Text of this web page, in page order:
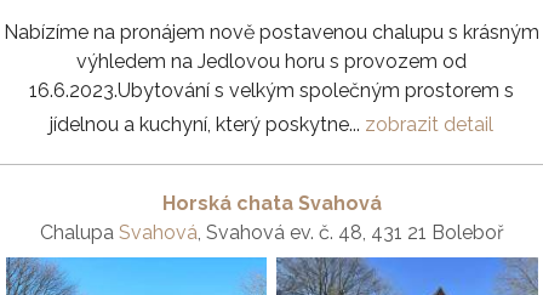
Nabízíme na pronájem nově postavenou chalupu s krásným
výhledem na Jedlovou horu s provozem od
16.6.2023.Ubytování s velkým společným prostorem s
jídelnou a kuchyní, který poskytne... zobrazit detail
Horská chata Svahová
Chalupa Svahová, Svahová ev. č. 48, 431 21 Boleboř